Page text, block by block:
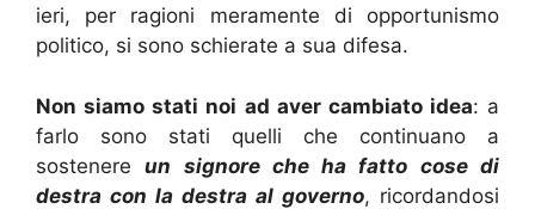
ieri, per ragioni meramente di opportunismo
politico, si sono schierate a sua difesa.
Non siamo stati noi ad aver cambiato idea: a
farlo sono stati quelli che continuano a
sostenereun signore che ha fatto cose di
destra con la destra al governo, ricordandosi